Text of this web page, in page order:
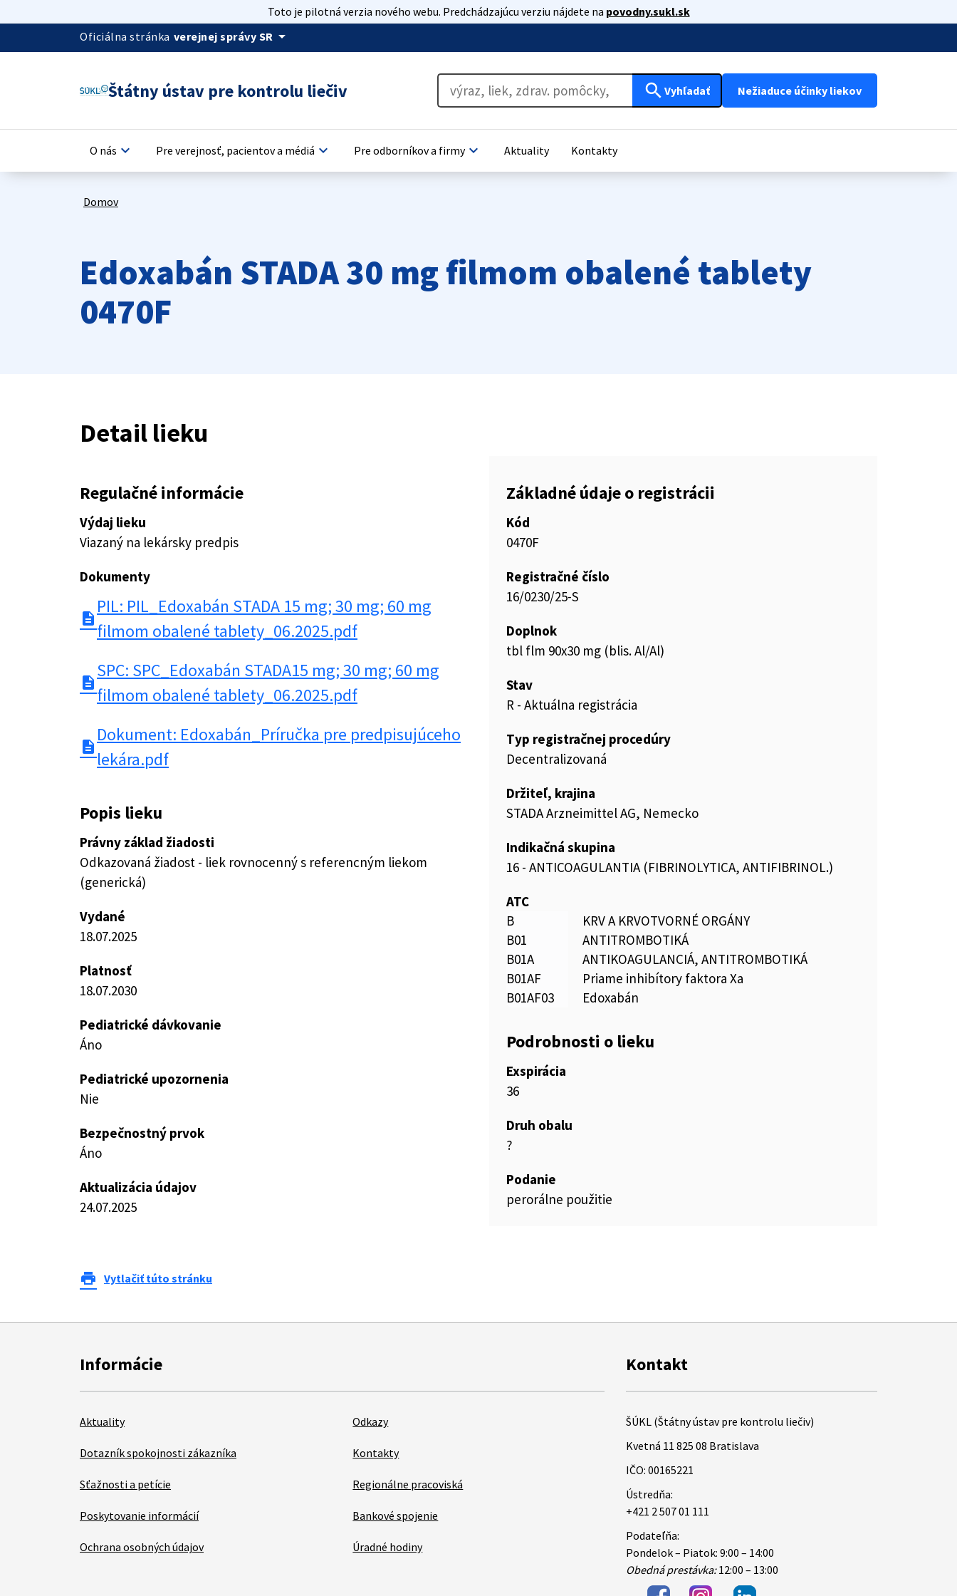
Toto je pilotná verzia nového webu. Predchádzajúcu verziu nájdete na povodny.sukl.sk
Oficiálna stránka verejnej správy SR arrow_drop_down
Štátny ústav pre kontrolu liečiv search Vyhľadať Nežiaduce účinky liekov
O nás keyboard_arrow_down Pre verejnosť, pacientov a médiá keyboard_arrow_down Pre odborníkov a firmykeyboard_arrow_down Aktuality Kontakty
Domov
Edoxabán STADA 30 mg filmom obalené tablety
0470F
Detail lieku
Regulačné informácie
Výdaj lieku
Viazaný na lekársky predpis
Dokumenty
description
PIL: PIL_Edoxabán STADA 15 mg; 30 mg; 60 mg
filmom obalené tablety_06.2025.pdf
description
SPC: SPC_Edoxabán STADA15 mg; 30 mg; 60 mg
filmom obalené tablety_06.2025.pdf
description
Dokument: Edoxabán_Príručka pre predpisujúceho
lekára.pdf
Popis lieku
Právny základ žiadosti
Odkazovaná žiadost - liek rovnocenný s referencným liekom
(generická)
Vydané
18.07.2025
Platnosť
18.07.2030
Pediatrické dávkovanie
Áno
Pediatrické upozornenia
Nie
Bezpečnostný prvok
Áno
Aktualizácia údajov
24.07.2025
Základné údaje o registrácii
Kód
0470F
Registračné číslo
16/0230/25-S
Doplnok
tbl flm 90x30 mg (blis. Al/Al)
Stav
R - Aktuálna registrácia
Typ registračnej procedúry
Decentralizovaná
Držiteľ, krajina
STADA Arzneimittel AG, Nemecko
Indikačná skupina
16 - ANTICOAGULANTIA (FIBRINOLYTICA, ANTIFIBRINOL.)
ATC
B
KRV A KRVOTVORNÉ ORGÁNY
B01
ANTITROMBOTIKÁ
B01A
ANTIKOAGULANCIÁ, ANTITROMBOTIKÁ
B01AF
Priame inhibítory faktora Xa
B01AF03
Edoxabán
Podrobnosti o lieku
Exspirácia
36
Druh obalu
?
Podanie
perorálne použitie
print Vytlačiť túto stránku
Informácie
Aktuality
Dotazník spokojnosti zákazníka
Sťažnosti a petície
Poskytovanie informácií
Ochrana osobných údajov
Odkazy
Kontakty
Regionálne pracoviská
Bankové spojenie
Úradné hodiny
Kontakt
ŠÚKL (Štátny ústav pre kontrolu liečiv)
Kvetná 11 825 08 Bratislava
IČO: 00165221
Ústredňa:
+421 2 507 01 111
Podateľňa:
Pondelok – Piatok: 9:00 – 14:00
Obedná prestávka:12:00 – 13:00